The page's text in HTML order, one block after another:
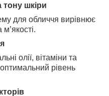
тону шкіри
для обличчя вирівнює
олії, вітаміни та
рівень